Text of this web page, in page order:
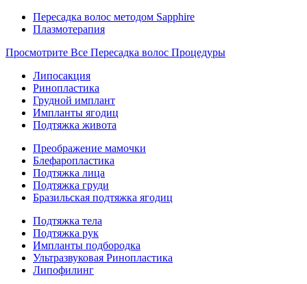
Пересадка волос методом Sapphire
Плазмотерапия
Просмотрите Все Пересадка волос Процедуры
Липосакция
Ринопластика
Грудной имплант
Импланты ягодиц
Подтяжка живота
Преображение мамочки
Блефаропластика
Подтяжка лица
Подтяжка груди
Бразильская подтяжка ягодиц
Подтяжка тела
Подтяжка рук
Импланты подбородка
Ультразвуковая Ринопластика
Липофилинг